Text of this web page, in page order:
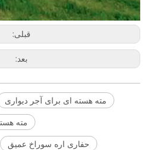
قبلی:
بعد:
مته هسته ای برای آجر دیواری
مته
حفاری اره سوراخ عمیق